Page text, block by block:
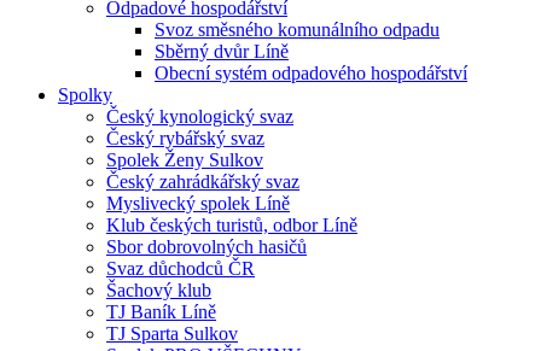
Odpadové hospodářství
Svoz směsného komunálního odpadu
Sběrný dvůr Líně
Obecní systém odpadového hospodářství
Spolky
Český kynologický svaz
Český rybářský svaz
Spolek Ženy Sulkov
Český zahrádkářský svaz
Myslivecký spolek Líně
Klub českých turistů, odbor Líně
Sbor dobrovolných hasičů
Svaz důchodců ČR
Šachový klub
TJ Baník Líně
TJ Sparta Sulkov